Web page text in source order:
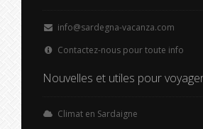
info@sardegna-vacanza.com
Contactez-nous pour toute info
Nouvelles et utiles pour
Climat en Sardaigne